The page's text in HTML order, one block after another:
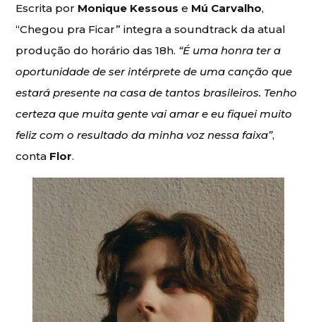
Escrita por Monique Kessous e Mú Carvalho,
“Chegou pra Ficar” integra a soundtrack da atual
produção do horário das 18h. “É uma honra ter a
oportunidade de ser intérprete de uma canção que
estará presente na casa de tantos brasileiros. Tenho
certeza que muita gente vai amar e eu fiquei muito
feliz com o resultado da minha voz nessa faixa”,
conta Flor.